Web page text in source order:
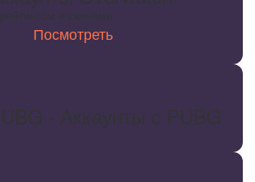
и скинами
Посмотреть
· Аккаунты с PUBG